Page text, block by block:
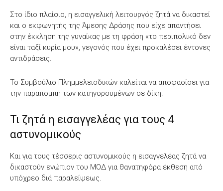
Στο ίδιο πλαίσιο, η εισαγγελική λειτουργός ζητά να δικαστεί
και ο εκφωνητής της Άμεσης Δράσης που είχε απαντήσει
στην έκκληση της γυναίκας με τη φράση «το περιπολικό δεν
είναι ταξί κυρία μου», γεγονός που έχει προκαλέσει έντονες
αντιδράσεις.
Το Συμβούλιο Πλημμελειοδικών καλείται να αποφασίσει για
την παραπομπή των κατηγορουμένων σε δίκη.
Τι ζητά η εισαγγελέας για τους 4
αστυνομικούς
Και για τους τέσσερις αστυνομικούς η εισαγγελέας ζητά να
δικαστούν ενώπιον του ΜΟΔ για θανατηφόρα έκθεση από
υπόχρεο διά παραλείψεως.